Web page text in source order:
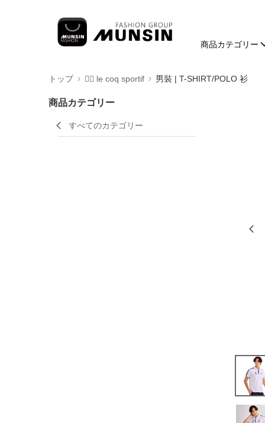
商品カテゴリー
トップ 🚴‍♂️ le coq sportif 男裝 | T-SHIRT/POLO 衫
商品カテゴリー
すべてのカテゴリー